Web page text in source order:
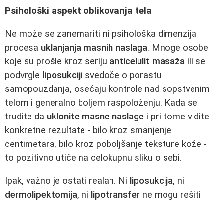
Psihološki aspekt oblikovanja tela
Ne može se zanemariti ni psihološka dimenzija
procesa uklanjanja masnih naslaga. Mnoge osobe
koje su prošle kroz seriju anticelulit masaža ili se
podvrgle liposukciji svedoče o porastu
samopouzdanja, osećaju kontrole nad sopstvenim
telom i generalno boljem raspoloženju. Kada se
trudite da uklonite masne naslage i pri tome vidite
konkretne rezultate - bilo kroz smanjenje
centimetara, bilo kroz poboljšanje teksture kože -
to pozitivno utiče na celokupnu sliku o sebi.
Ipak, važno je ostati realan. Ni liposukcija, ni
dermolipektomija, ni lipotransfer ne mogu rešiti